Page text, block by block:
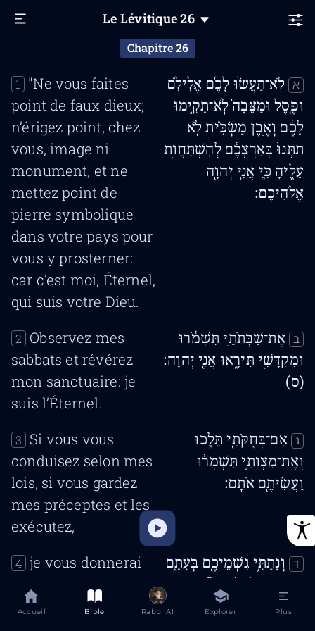
Le Lévitique26
Chapitre 26
א
לֹֽא־תַעֲשׂ֨וּ לָכֶ֜ם אֱלִילִ֗ם
וּפֶ֤סֶל וּמַצֵּבָה֙ לֹֽא־תָקִ֣ימוּ
לָכֶ֔ם וְאֶ֣בֶן מַשְׂכִּ֗ית לֹ֤א
תִתְּנוּ֙ בְּאַרְצְכֶ֔ם לְהִֽשְׁתַּחֲוֺ֖ת
עָלֶ֑יהָ כִּ֛י אֲנִ֥י יְהוָ֖ה
אֱלֹהֵיכֶֽם׃
1
"Ne vous faites
point de faux dieux;
n’érigez point, chez
vous, image ni
monument, et ne
mettez point de
pierre symbolique
dans votre pays pour
vous y prosterner:
car c’est moi, Éternel,
qui suis votre Dieu.
ב
אֶת־שַׁבְּתֹתַ֣י תִּשְׁמֹ֔רוּ
וּמִקְדָּשִׁ֖י תִּירָ֑אוּ אֲנִ֖י יְהוָֽה׃
(ס)
2
Observez mes
sabbats et révérez
mon sanctuaire: je
suis l’Éternel.
ג
אִם־בְּחֻקֹּתַ֖י תֵּלֵ֑כוּ
וְאֶת־מִצְוֺתַ֣י תִּשְׁמְר֔וּ
וַעֲשִׂיתֶ֖ם אֹתָֽם׃
3
Si vous vous
conduisez selon mes
lois, si vous gardez
mes préceptes et les
exécutez,
ד
וְנָתַתִּ֥י גִשְׁמֵיכֶ֖ם בְּעִתָּ֑ם
וְנָתְנָ֤ה הָאָ֙רֶץ֙ יְבוּלָ֔הּ וְעֵ֥ץ
הַשָּׂדֶ֖ה יִתֵּ֥ן פִּרְיֽוֹ׃
4 je vous donnerai
saison, et la terre
Accueil Bible Rabbi AI Explorer Plus